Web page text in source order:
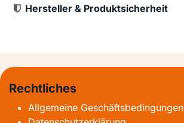
Hersteller & Produktsicherheit
Rechtliches
Allgemeine Geschäftsbedingungen